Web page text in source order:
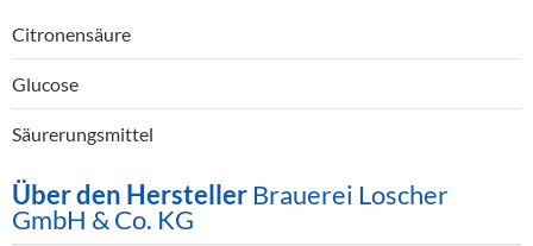
Citronensäure
Glucose
Säurerungsmittel
Über den Hersteller Brauerei Loscher
GmbH & Co. KG